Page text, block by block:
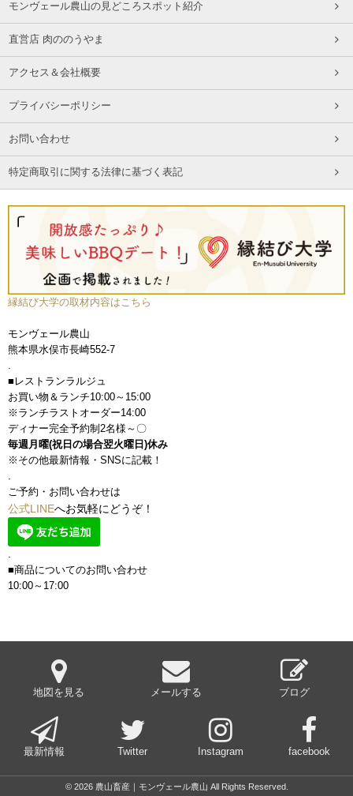
モンヴェール農山の見どころスポット紹介
直営店 肉ののうやま
アクセス＆会社概要
プライバシーポリシー
お問い合わせ
特定商取引に関する法律に基づく表記
縁結び大学の取材内容はこちら
モンヴェール農山
熊本県水俣市長崎552-7
.
■レストランラルジュ
お買い物＆ランチ10:00～15:00
※ランチラストオーダー14:00
ディナー完全予約制2名様～〇
毎週月曜(祝日の場合翌火曜日)休み
※その他最新情報・SNSに記載！
.
ご予約・お問い合わせは
公式LINEへお気軽にどうぞ！
■商品についてのお問い合わせ
10:00～17:00
地図を見る メールする ブログ
最新情報 Twitter Instagram facebook
© 2026 農山畜産｜モンヴェール農山 All Rights Reserved.